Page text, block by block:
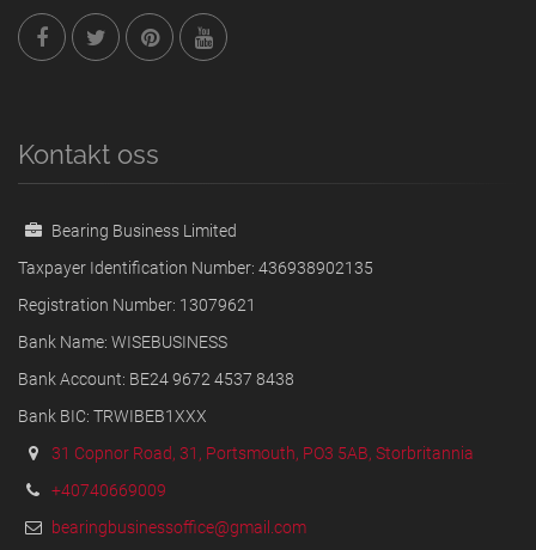
Kontakt oss
Bearing Business Limited
Taxpayer Identification Number: 436938902135
Registration Number: 13079621
Bank Name: WISEBUSINESS
Bank Account: BE24 9672 4537 8438
Bank BIC: TRWIBEB1XXX
31 Copnor Road, 31, Portsmouth, PO3 5AB, Storbritannia
+40740669009
bearingbusinessoffice@gmail.com